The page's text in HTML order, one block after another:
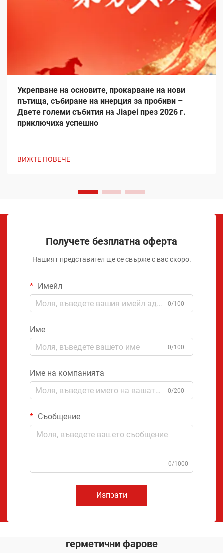
Укрепване на основите, прокарване на нови
пътища, събиране на инерция за пробиви –
Двете големи събития на Jiapei през 2026 г.
приключиха успешно
ВИЖТЕ ПОВЕЧЕ
Получете безплатна оферта
Нашият представител ще се свърже с вас скоро.
Имейл
0/100
Име
0/100
Име на компанията
0/200
Съобщение
0/1000
Изпрати
герметични фарове